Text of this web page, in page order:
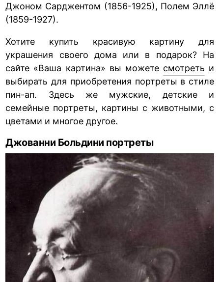
Джоном Сарджентом (1856-1925), Полем Эллё
(1859-1927).
Хотите купить красивую картину для
украшения своего дома или в подарок? На
сайте «Ваша картина» вы можете смотреть и
выбирать для приобретения портреты в стиле
пин-ап. Здесь же мужские, детские и
семейные портреты, картины с животными, с
цветами и многое другое.
Джованни Больдини портреты